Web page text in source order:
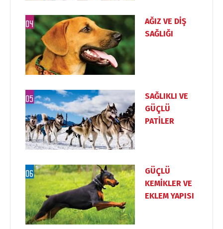
AĞIZ VE DİŞ
SAĞLIĞI
SAĞLIKLI VE
GÜÇLÜ
PATİLER
GÜÇLÜ
KEMİKLER VE
EKLEM YAPISI